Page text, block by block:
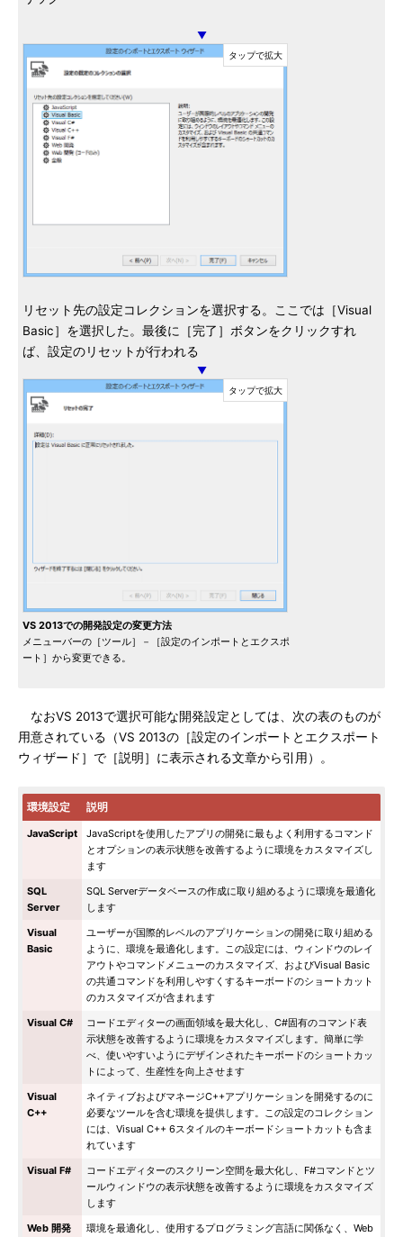
▼
リセット先の設定コレクションを選択する。ここでは［Visual
Basic］を選択した。最後に［完了］ボタンをクリックすれ
ば、設定のリセットが行われる
▼
VS 2013での開発設定の変更方法
メニューバーの［ツール］－［設定のインポートとエクスポ
ート］から変更できる。
なおVS 2013で選択可能な開発設定としては、次の表のものが
用意されている（VS 2013の［設定のインポートとエクスポート
ウィザード］で［説明］に表示される文章から引用）。
環境設定 説明
JavaScript
JavaScriptを使用したアプリの開発に最もよく利用するコマンド
とオプションの表示状態を改善するように環境をカスタマイズし
ます
SQL
Server
SQL Serverデータベースの作成に取り組めるように環境を最適化
します
Visual
Basic
ユーザーが国際的レベルのアプリケーションの開発に取り組める
ように、環境を最適化します。この設定には、ウィンドウのレイ
アウトやコマンドメニューのカスタマイズ、およびVisual Basic
の共通コマンドを利用しやすくするキーボードのショートカット
のカスタマイズが含まれます
Visual C#
コードエディターの画面領域を最大化し、C#固有のコマンド表
示状態を改善するように環境をカスタマイズします。簡単に学
べ、使いやすいようにデザインされたキーボードのショートカッ
トによって、生産性を向上させます
Visual
C++
ネイティブおよびマネージC++アプリケーションを開発するのに
必要なツールを含む環境を提供します。この設定のコレクション
には、Visual C++ 6スタイルのキーボードショートカットも含ま
れています
Visual F#
コードエディターのスクリーン空間を最大化し、F#コマンドとツ
ールウィンドウの表示状態を改善するように環境をカスタマイズ
します
Web 開発
環境を最適化し、使用するプログラミング言語に関係なく、Web